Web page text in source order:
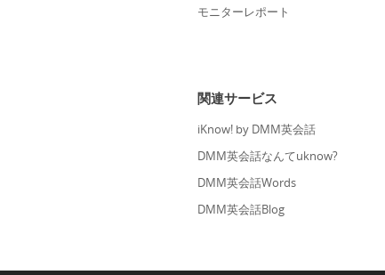
モニターレポート
関連サービス
iKnow! by DMM英会話
DMM英会話なんてuknow?
DMM英会話Words
DMM英会話Blog